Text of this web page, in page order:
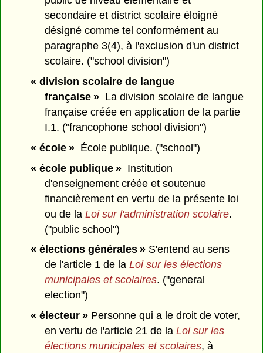
secondaire et district scolaire éloigné
désigné comme tel conformément au
paragraphe 3(4), à l'exclusion d'un district
scolaire. ("school division")
« division scolaire de langue
française » La division scolaire de langue
française créée en application de la partie
I.1. ("francophone school division")
« école »École publique. ("school")
« école publique »Institution
d'enseignement créée et soutenue
financièrement en vertu de la présente loi
ou de laLoi sur l'administration scolaire.
("public school")
« élections générales »S'entend au sens
de l'article 1 de laLoi sur les élections
municipales et scolaires. ("general
election")
« électeur »Personne qui a le droit de voter,
en vertu de l'article 21 de laLoi sur les
élections municipales et scolaires, à